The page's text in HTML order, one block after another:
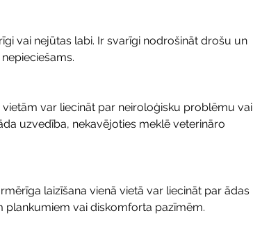
vai nejūtas labi. Ir svarīgi nodrošināt drošu un
var liecināt par neiroloģisku problēmu vai
uzvedība, nekavējoties meklē veterināro
laizīšana vienā vietā var liecināt par ādas
plankumiem vai diskomforta pazīmēm.